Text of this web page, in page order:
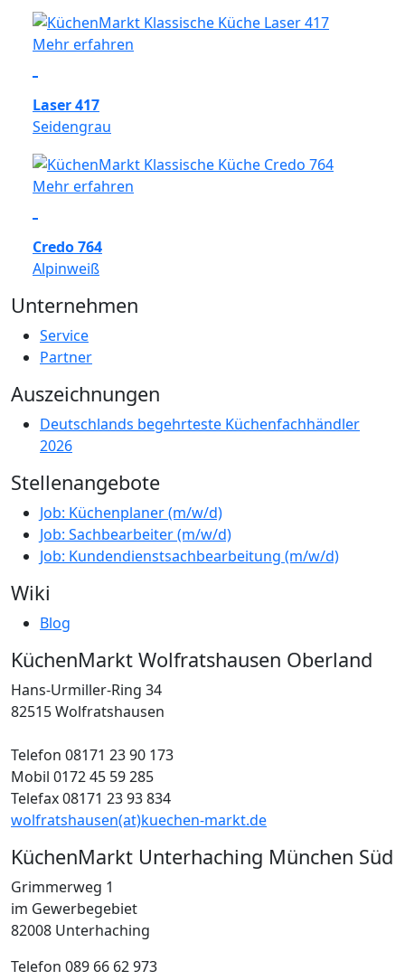
Mehr erfahren
Laser 417
Seidengrau
Mehr erfahren
Credo 764
Alpinweiß
Unternehmen
Service
Partner
Auszeichnungen
Deutschlands begehrteste Küchenfachhändler
2026
Stellenangebote
Job: Küchenplaner (m/w/d)
Job: Sachbearbeiter (m/w/d)
Job: Kundendienstsachbearbeitung (m/w/d)
Wiki
Blog
KüchenMarkt Wolfratshausen Oberland
Hans-Urmiller-Ring 34
82515 Wolfratshausen
Telefon 08171 23 90 173
Mobil 0172 45 59 285
Telefax 08171 23 93 834
wolfratshausen(at)kuechen-markt.de
KüchenMarkt Unterhaching München Süd
Grimmerweg 1
im Gewerbegebiet
82008 Unterhaching
Telefon 089 66 62 973